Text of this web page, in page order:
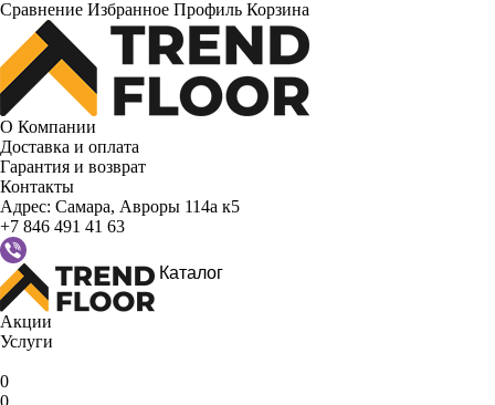
Сравнение Избранное Профиль Корзина
О Компании
Доставка и оплата
Гарантия и возврат
Контакты
Адрес: Самара, Авроры 114а к5
+7 846 491 41 63
Каталог
Акции
Услуги
0
0